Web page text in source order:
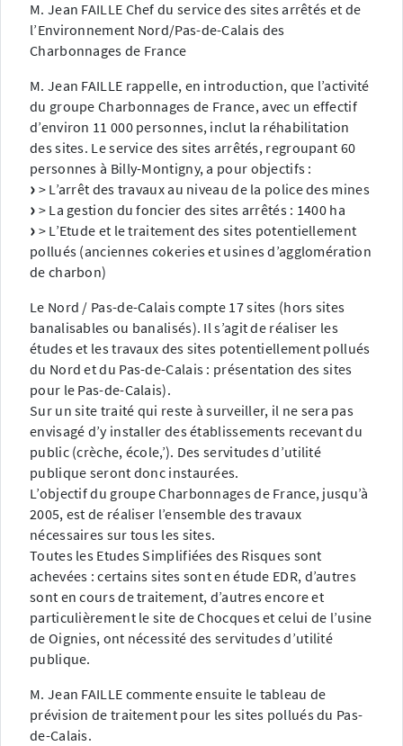
M. Jean FAILLE Chef du service des sites arrêtés et de
l’Environnement Nord/Pas-de-Calais des
Charbonnages de France
M. Jean FAILLE rappelle, en introduction, que l’activité
du groupe Charbonnages de France, avec un effectif
d’environ 11 000 personnes, inclut la réhabilitation
des sites. Le service des sites arrêtés, regroupant 60
personnes à Billy-Montigny, a pour objectifs :
> L’arrêt des travaux au niveau de la police des mines
> La gestion du foncier des sites arrêtés : 1400 ha
> L’Etude et le traitement des sites potentiellement
pollués (anciennes cokeries et usines d’agglomération
de charbon)
Le Nord / Pas-de-Calais compte 17 sites (hors sites
banalisables ou banalisés). Il s’agit de réaliser les
études et les travaux des sites potentiellement pollués
du Nord et du Pas-de-Calais : présentation des sites
pour le Pas-de-Calais).
Sur un site traité qui reste à surveiller, il ne sera pas
envisagé d’y installer des établissements recevant du
public (crèche, école,’). Des servitudes d’utilité
publique seront donc instaurées.
L’objectif du groupe Charbonnages de France, jusqu’à
2005, est de réaliser l’ensemble des travaux
nécessaires sur tous les sites.
Toutes les Etudes Simplifiées des Risques sont
achevées : certains sites sont en étude EDR, d’autres
sont en cours de traitement, d’autres encore et
particulièrement le site de Chocques et celui de l’usine
de Oignies, ont nécessité des servitudes d’utilité
publique.
M. Jean FAILLE commente ensuite le tableau de
prévision de traitement pour les sites pollués du Pas-
de-Calais.